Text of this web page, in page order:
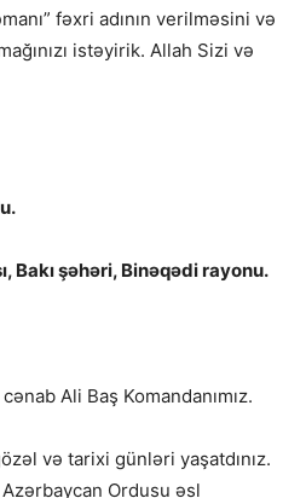
fəxri adının verilməsini və
istəyirik. Allah Sizi və
Bakı şəhəri, Binəqədi rayonu.
Ali Baş Komandanımız.
və tarixi günləri yaşatdınız.
Ordusu əsl